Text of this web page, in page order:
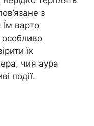
з
Їм варто
особливо
їх
чия аура
події.